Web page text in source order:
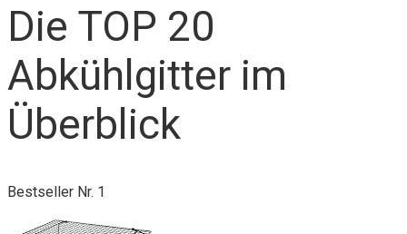
Die TOP 20
Abkühlgitter im
Überblick
Bestseller Nr. 1